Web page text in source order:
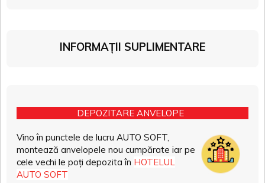
INFORMAȚII SUPLIMENTARE
DEPOZITARE ANVELOPE
Vino în punctele de lucru AUTO SOFT,
montează anvelopele nou cumpărate iar pe
cele vechi le poți depozita în HOTELUL
AUTO SOFT